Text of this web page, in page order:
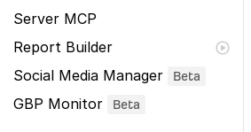
Server MCP
Report Builder
Social Media Manager
Beta
GBP Monitor Beta